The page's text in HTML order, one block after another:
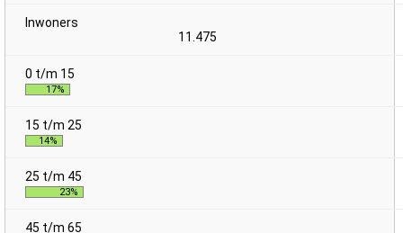
11.475
17%
14%
23%